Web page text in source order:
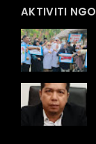
AKTIVITI